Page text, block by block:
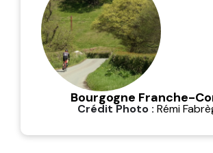
Bourgogne Franche-
Crédit Photo : Rémi